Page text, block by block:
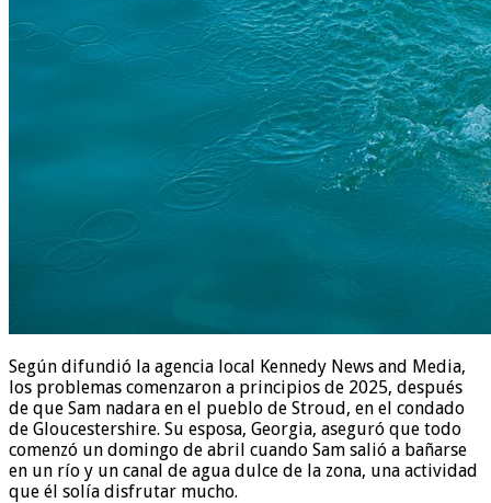
Según difundió la agencia local Kennedy News and Media,
los problemas comenzaron a principios de 2025, después
de que Sam nadara en el pueblo de Stroud, en el condado
de Gloucestershire. Su esposa, Georgia, aseguró que todo
comenzó un domingo de abril cuando Sam salió a bañarse
en un río y un canal de agua dulce de la zona, una actividad
que él solía disfrutar mucho.